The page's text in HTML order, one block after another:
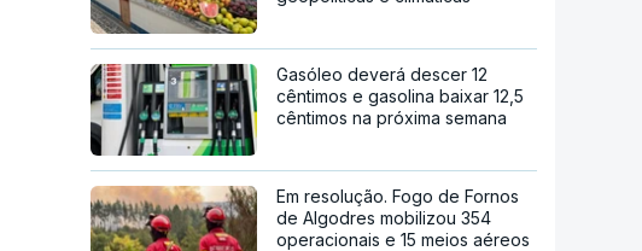
Gasóleo deverá descer 12
cêntimos e gasolina baixar 12,5
cêntimos na próxima semana
Em resolução. Fogo de Fornos
de Algodres mobilizou 354
operacionais e 15 meios aéreos